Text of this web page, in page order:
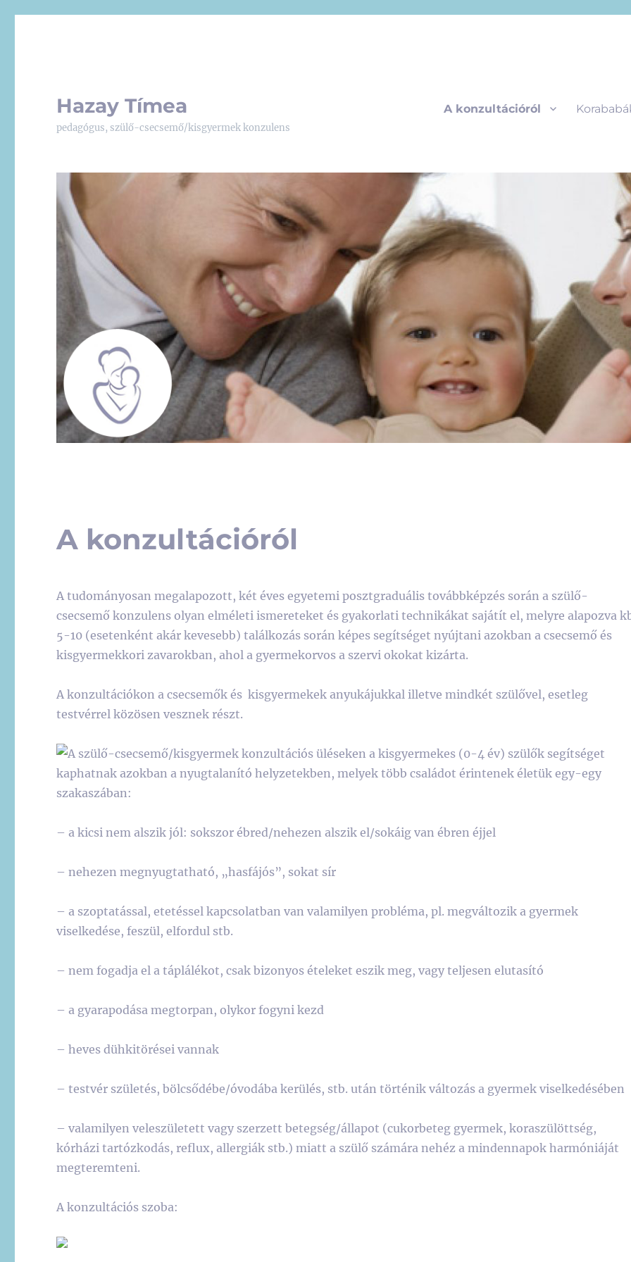
Hazay Tímea
pedagógus, szülő-csecsemő/kisgyermek konzulens
A konzultációról
A konzultációról
A tudományosan megalapozott, két éves egyetemi posztgraduális továbbképzés során a szülő-
csecsemő konzulens olyan elméleti ismereteket és gyakorlati technikákat sajátít el, melyre alapozva
5-10 (esetenként akár kevesebb) találkozás során képes segítséget nyújtani azokban a csecsemő és
kisgyermekkori zavarokban, ahol a gyermekorvos a szervi okokat kizárta.
A konzultációkon a csecsemők és kisgyermekek anyukájukkal illetve mindkét szülővel, esetleg
testvérrel közösen vesznek részt.
A szülő-csecsemő/kisgyermek konzultációs üléseken a kisgyermekes (0-4 év) szülők segítséget
kaphatnak azokban a nyugtalanító helyzetekben, melyek több családot érintenek életük egy-egy
szakaszában:
– a kicsi nem alszik jól: sokszor ébred/nehezen alszik el/sokáig van ébren éjjel
– nehezen megnyugtatható, „hasfájós”, sokat sír
– a szoptatással, etetéssel kapcsolatban van valamilyen probléma, pl. megváltozik a gyermek
viselkedése, feszül, elfordul stb.
– nem fogadja el a táplálékot, csak bizonyos ételeket eszik meg, vagy teljesen elutasító
– a gyarapodása megtorpan, olykor fogyni kezd
– heves dühkitörései vannak
– testvér születés, bölcsődébe/óvodába kerülés, stb. után történik változás a gyermek viselkedésében
– valamilyen veleszületett vagy szerzett betegség/állapot (cukorbeteg gyermek, koraszülöttség,
kórházi tartózkodás, reflux, allergiák stb.) miatt a szülő számára nehéz a mindennapok harmóniáját
megteremteni.
A konzultációs szoba: